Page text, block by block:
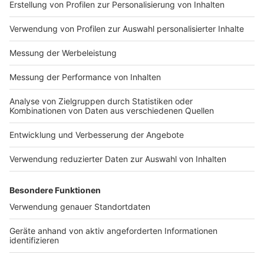
verarbeiten im
Zusammenhang mit dem
Angebot unserer Podcasts
automatischen
Übermittlung der Daten
widersprechen wollen,
melden Sie sich hier:
Übermittlung der Daten widersprechen wollen,
melden Sie sich hier: datenschutz@julep.de
Impressum
Nutzungsbedingungen
Jobs
Presse
Werben
Archiv
ANTENNE BAYERN GROUP
Stiftung ANTENNE BAYERN
hilft
Kontakt
Studio-Hotline
Verkehrs-Hotline
Newsletter